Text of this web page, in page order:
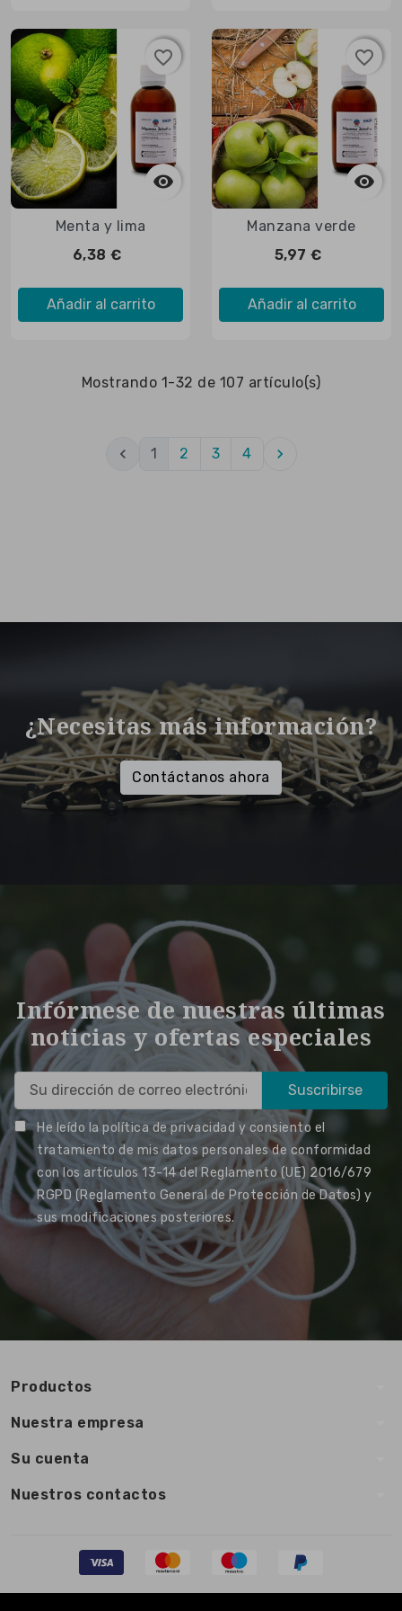

favorite_border
favorite_border
 Vista rápida
Menta y lima
6,38 €
Añadir al carrito

favorite_border
favorite_border
 Vista rápida
Manzana verde
5,97 €
Añadir al carrito
Mostrando 1-32 de 107 artículo(s)
 1 2 3 4 
¿Necesitas más información?
Contáctanos ahora
Infórmese de nuestras últimas
noticias y ofertas especiales
He leído la política de privacidad y consiento el
tratamiento de mis datos personales de conformidad
con los artículos 13-14 del Reglamento (UE) 2016/679
RGPD (Reglamento General de Protección de Datos) y
sus modificaciones posteriores.
Productos
Nuestra empresa
Su cuenta
Nuestros contactos